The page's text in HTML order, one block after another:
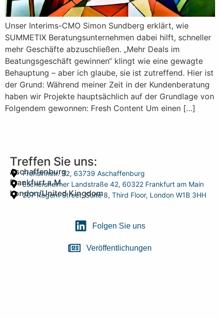
Unser Interims-CMO Simon Sundberg erklärt, wie
SUMMETIX Beratungsunternehmen dabei hilft, schneller
mehr Geschäfte abzuschließen. „Mehr Deals im
Beatungsgeschäft gewinnen“ klingt wie eine gewagte
Behauptung – aber ich glaube, sie ist zutreffend. Hier ist
der Grund: Während meiner Zeit in der Kundenberatung
haben wir Projekte hauptsächlich auf der Grundlage von
Folgendem gewonnen: Fresh Content Um einen […]
Treffen Sie uns:
Aschaffenburg
Frohsinnstr. 32, 63739 Aschaffenburg
Frankfurt a.M.
Eschersheimer Landstraße 42, 60322 Frankfurt am Main
London/United Kingdom
207 Regent Street, Suite 8, Third Floor, London W1B 3HH
Folgen Sie uns
Veröffentlichungen